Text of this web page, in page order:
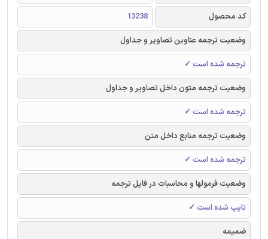
کد محصول
13238
وضعیت ترجمه عناوین تصاویر و جداول
ترجمه شده است ✓
وضعیت ترجمه متون داخل تصاویر و جداول
ترجمه شده است ✓
وضعیت ترجمه منابع داخل متن
ترجمه شده است ✓
وضعیت فرمولها و محاسبات در فایل ترجمه
تایپ شده است ✓
ضمیمه